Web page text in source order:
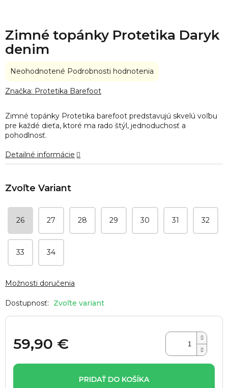
Zimné topánky Protetika Daryk
denim
Zvoľte variant
26 27 28 29 30 31 32
33 34
Možnosti doručenia
59,90 €
cena:
PRIDAŤ DO KOŠÍKA
Zimné topánky Protetika barefoot predstavujú skvelú voľbu
pre každé dieťa, ktoré ma rado štýl, jednoduchosť a
pohodlnosť.
Detailné informácie
Priemerné
produktu
z
5
hviezdičiek.
Neohodnotené Podrobnosti hodnotenia
Značka: Protetika Barefoot